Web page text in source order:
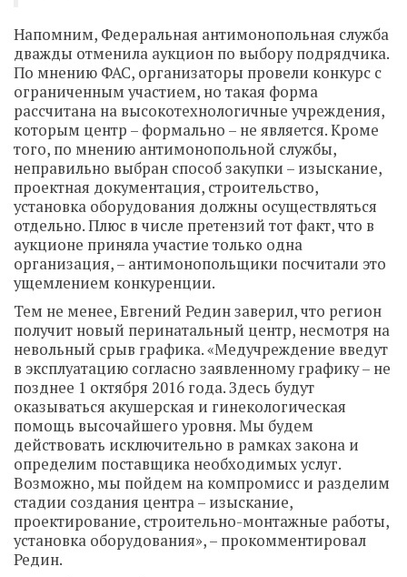
Напомним, Федеральная антимонопольная служба
дважды отменила аукцион по выбору подрядчика.
По мнению ФАС, организаторы провели конкурс с
ограниченным участием, но такая форма
рассчитана на высокотехнологичные учреждения,
которым центр – формально – не является. Кроме
того, по мнению антимонопольной службы,
неправильно выбран способ закупки – изыскание,
проектная документация, строительство,
установка оборудования должны осуществляться
отдельно. Плюс в числе претензий тот факт, что в
аукционе приняла участие только одна
организация, – антимонопольщики посчитали это
ущемлением конкуренции.
Тем не менее, Евгений Редин заверил, что регион
получит новый перинатальный центр, несмотря на
невольный срыв графика. «Медучреждение введут
в эксплуатацию согласно заявленному графику – не
позднее 1 октября 2016 года. Здесь будут
оказываться акушерская и гинекологическая
помощь высочайшего уровня. Мы будем
действовать исключительно в рамках закона и
определим поставщика необходимых услуг.
Возможно, мы пойдем на компромисс и разделим
стадии создания центра – изыскание,
проектирование, строительно-монтажные работы,
установка оборудования», – прокомментировал
Редин.